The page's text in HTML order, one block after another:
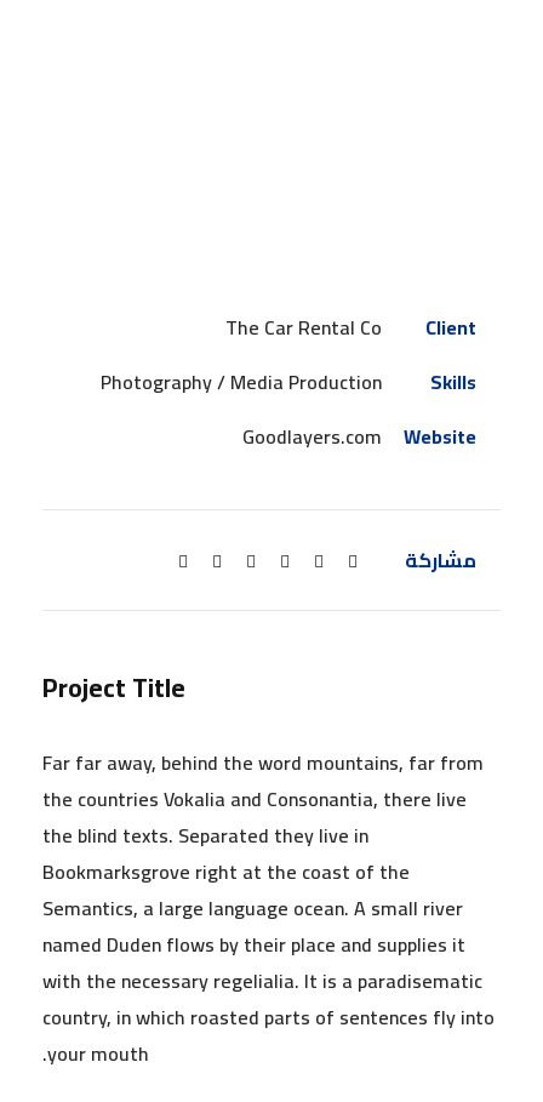
Client
The Car Rental Co
Skills
Photography / Media Production
Website
Goodlayers.com
مشاركة
Project Title
Far far away, behind the word mountains, far from
the countries Vokalia and Consonantia, there live
the blind texts. Separated they live in
Bookmarksgrove right at the coast of the
Semantics, a large language ocean. A small river
named Duden flows by their place and supplies it
with the necessary regelialia. It is a paradisematic
country, in which roasted parts of sentences fly into
your mouth.